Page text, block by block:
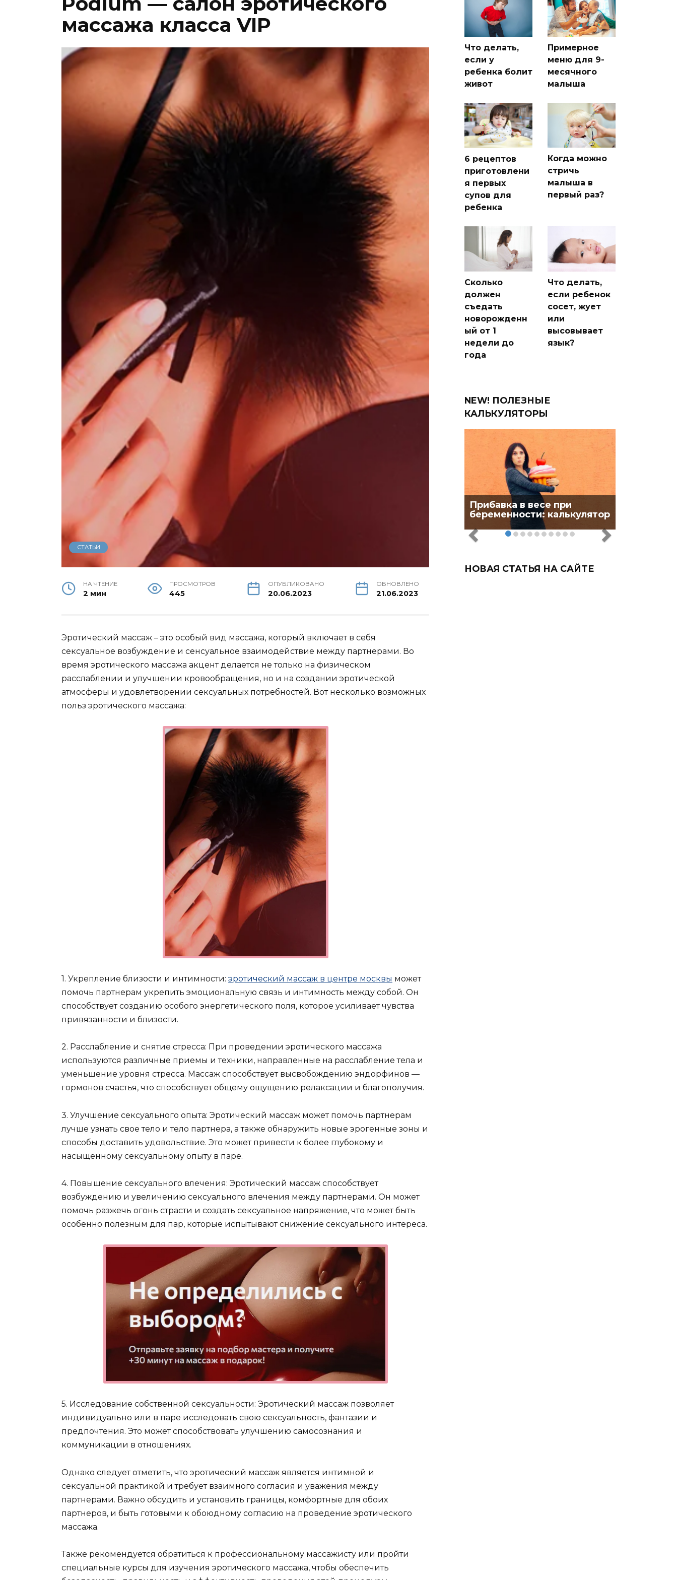
массажа класса VIP
СТАТЬИ
НА ЧТЕНИЕ
2 мин
ПРОСМОТРОВ
445
ОПУБЛИКОВАНО
20.06.2023
ОБНОВЛЕНО
21.06.2023
Эротический массаж – это особый вид массажа, который включает в себя
сексуальное возбуждение и сенсуальное взаимодействие между партнерами. Во
время эротического массажа акцент делается не только на физическом
расслаблении и улучшении кровообращения, но и на создании эротической
атмосферы и удовлетворении сексуальных потребностей. Вот несколько возможных
польз эротического массажа:
1. Укрепление близости и интимности: эротический массаж в центре москвы может
помочь партнерам укрепить эмоциональную связь и интимность между собой. Он
способствует созданию особого энергетического поля, которое усиливает чувства
привязанности и близости.
2. Расслабление и снятие стресса: При проведении эротического массажа
используются различные приемы и техники, направленные на расслабление тела и
уменьшение уровня стресса. Массаж способствует высвобождению эндорфинов —
гормонов счастья, что способствует общему ощущению релаксации и благополучия.
3. Улучшение сексуального опыта: Эротический массаж может помочь партнерам
лучше узнать свое тело и тело партнера, а также обнаружить новые эрогенные зоны и
способы доставить удовольствие. Это может привести к более глубокому и
насыщенному сексуальному опыту в паре.
4. Повышение сексуального влечения: Эротический массаж способствует
возбуждению и увеличению сексуального влечения между партнерами. Он может
помочь разжечь огонь страсти и создать сексуальное напряжение, что может быть
особенно полезным для пар, которые испытывают снижение сексуального интереса.
5. Исследование собственной сексуальности: Эротический массаж позволяет
индивидуально или в паре исследовать свою сексуальность, фантазии и
предпочтения. Это может способствовать улучшению самосознания и
коммуникации в отношениях.
Однако следует отметить, что эротический массаж является интимной и
сексуальной практикой и требует взаимного согласия и уважения между
партнерами. Важно обсудить и установить границы, комфортные для обоих
партнеров, и быть готовыми к обоюдному согласию на проведение эротического
массажа.
Также рекомендуется обратиться к профессиональному массажисту или пройти
специальные курсы для изучения эротического массажа, чтобы обеспечить
Что делать,
если у
ребенка болит
живот
Примерное
меню для 9-
месячного
малыша
6 рецептов
приготовлени
я первых
супов для
ребенка
Когда можно
стричь
малыша в
первый раз?
Сколько
должен
съедать
новорожденн
ый от 1
недели до
года
Что делать,
если ребенок
сосет, жует
или
высовывает
язык?
NEW! ПОЛЕЗНЫЕ
КАЛЬКУЛЯТОРЫ
Прибавка в весе при
беременности: калькулятор
НОВАЯ СТАТЬЯ НА САЙТЕ